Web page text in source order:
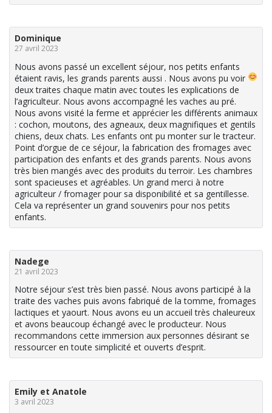
Dominique
27 avril 2023
Nous avons passé un excellent séjour, nos petits enfants
étaient ravis, les grands parents aussi . Nous avons pu voir
deux traites chaque matin avec toutes les explications de
l’agriculteur. Nous avons accompagné les vaches au pré.
Nous avons visité la ferme et apprécier les différents animaux
: cochon, moutons, des agneaux, deux magnifiques et gentils
chiens, deux chats. Les enfants ont pu monter sur le tracteur.
Point d’orgue de ce séjour, la fabrication des fromages avec
participation des enfants et des grands parents. Nous avons
très bien mangés avec des produits du terroir. Les chambres
sont spacieuses et agréables. Un grand merci à notre
agriculteur / fromager pour sa disponibilité et sa gentillesse.
Cela va représenter un grand souvenirs pour nos petits
enfants.
Nadege
21 avril 2023
Notre séjour s’est très bien passé. Nous avons participé à la
traite des vaches puis avons fabriqué de la tomme, fromages
lactiques et yaourt. Nous avons eu un accueil très chaleureux
et avons beaucoup échangé avec le producteur. Nous
recommandons cette immersion aux personnes désirant se
ressourcer en toute simplicité et ouverts d’esprit.
Emily et Anatole
3 avril 2023